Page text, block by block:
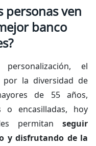
personas ven
banco
el
por la diversidad de
de 55 años,
o encasilladas, hoy
permitan seguir
y disfrutando de la